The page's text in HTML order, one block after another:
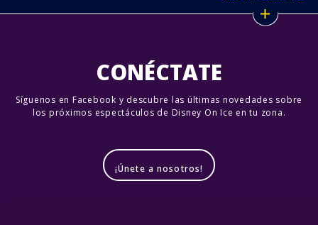
CONÉCTATE
Síguenos en Facebook y descubre las últimas novedades sobre
los próximos espectáculos de Disney On Ice en tu zona.
¡Únete a nosotros!